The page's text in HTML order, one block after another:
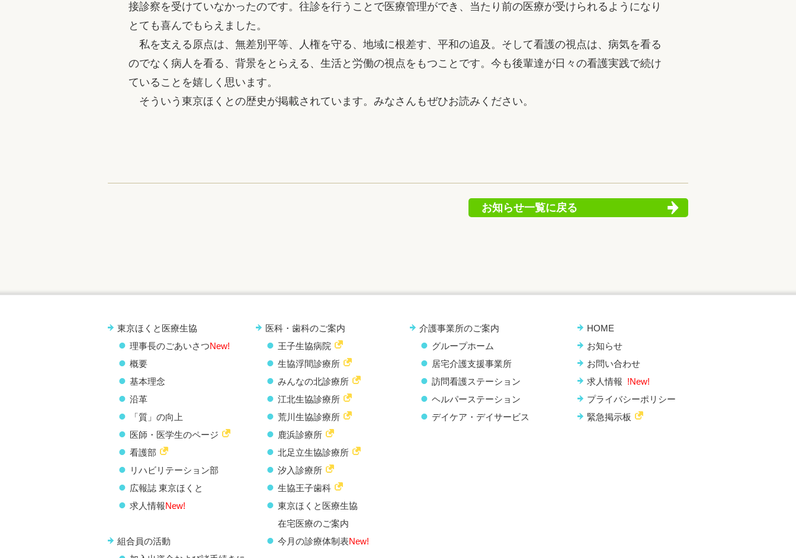
接診察を受けていなかったのです。往診を行うことで医療管理ができ、当たり前の医療が受けられるようになり
とても喜んでもらえました。
私を支える原点は、無差別平等、人権を守る、地域に根差す、平和の追及。そして看護の視点は、病気を看る
のでなく病人を看る、背景をとらえる、生活と労働の視点をもつことです。今も後輩達が日々の看護実践で続け
ていることを嬉しく思います。
そういう東京ほくとの歴史が掲載されています。みなさんもぜひお読みください。
お知らせ一覧に戻る
東京ほくと医療生協
理事長のごあいさつNew!
概要
基本理念
沿革
「質」の向上
医師・医学生のページ
看護部
リハビリテーション部
広報誌 東京ほくと
求人情報New!
組合員の活動
医科・歯科のご案内
王子生協病院
生協浮間診療所
みんなの北診療所
江北生協診療所
荒川生協診療所
鹿浜診療所
北足立生協診療所
汐入診療所
生協王子歯科
東京ほくと医療生協
在宅医療のご案内
今月の診療体制表New!
介護事業所のご案内
グループホーム
居宅介護支援事業所
訪問看護ステーション
ヘルパーステーション
デイケア・デイサービス
HOME
お知らせ
お問い合わせ
求人情報 !New!
プライバシーポリシー
緊急掲示板